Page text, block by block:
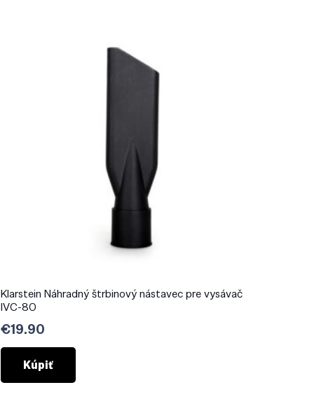
Klarstein Náhradný štrbinový nástavec pre vysávač
IVC-80
€19.90
Kúpiť